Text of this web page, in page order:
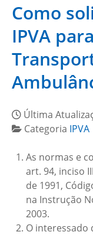
Como
IPVA
Última
Categoria IPVA
As normas e
art. 94, inciso
de 1991,
na Instrução
2003.
O interessado